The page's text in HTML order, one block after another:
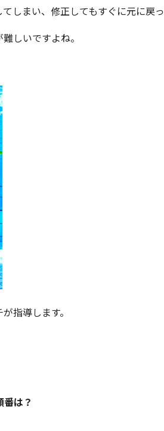
まい、修正してもすぐに元に戻っ
しいですよね。
指導します。
は？